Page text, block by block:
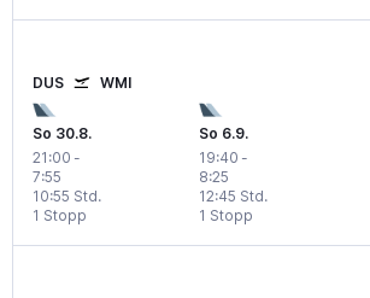
DUS WMI
So 30.8.
21:00 -
7:55
1 Stopp
10:55 Std.
So 6.9.
19:40 -
8:25
1 Stopp
12:45 Std.